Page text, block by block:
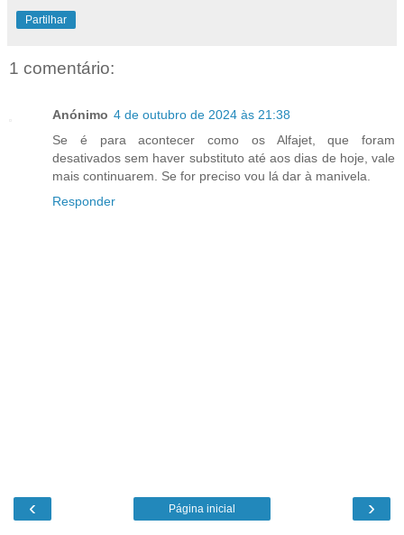
Partilhar
1 comentário:
Anónimo 4 de outubro de 2024 às 21:38
Se é para acontecer como os Alfajet, que foram
desativados sem haver substituto até aos dias de hoje, vale
mais continuarem. Se for preciso vou lá dar à manivela.
Responder
‹ ›
Página inicial